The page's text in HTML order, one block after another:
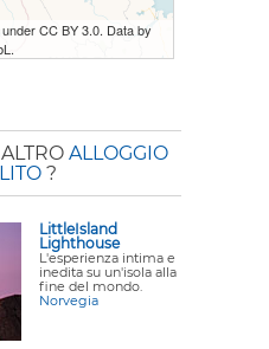
CC BY 3.0. Data by
ALLOGGIO
?
LittleIsland
Lighthouse
L'esperienza intima e
inedita su un'isola alla
fine del mondo.
Norvegia